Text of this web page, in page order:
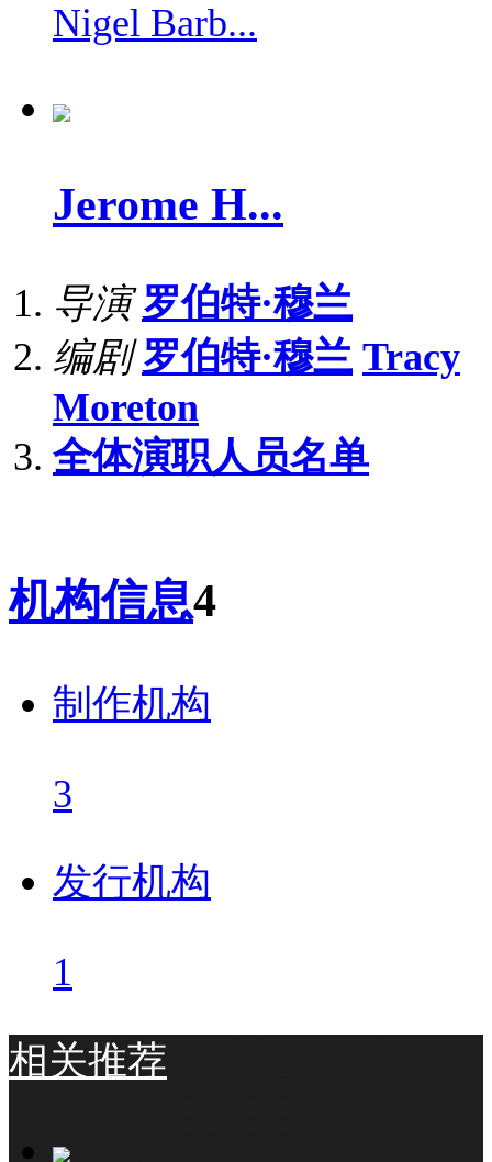
Nigel Barb...
Jerome H...
导演 罗伯特·穆兰
编剧 罗伯特·穆兰 Tracy
Moreton
全体演职人员名单
机构信息4
制作机构
3
发行机构
1
相关推荐